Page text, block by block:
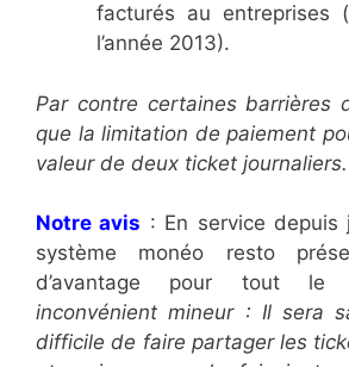
facturés au entreprises
l’année 2013).
Par contre certaines barrières
que la limitation de paiement
valeur de deux ticket journaliers.
Notre avis : En service depuis
système monéo resto
d’avantage pour tout le
inconvénient mineur : Il sera
difficile de faire partager les